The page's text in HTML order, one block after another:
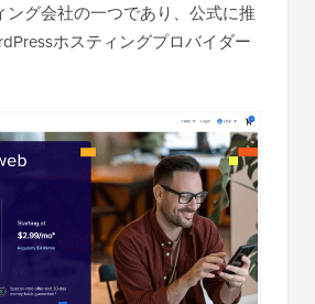
ング会社の一つであり、公式に推
ホスティングプロバイダー